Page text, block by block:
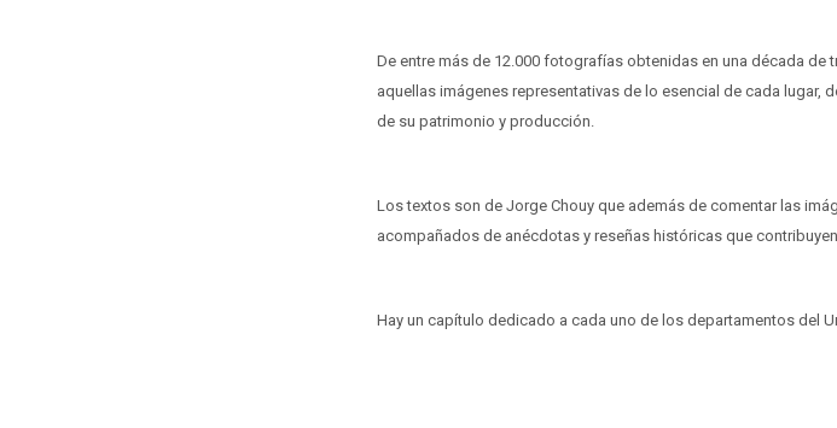
De entre más de 12.000 fotografías obtenidas en una década
aquellas imágenes representativas de lo esencial de cada lugar,
de su patrimonio y producción.
Los textos son de Jorge Chouy que además de comentar las
acompañados de anécdotas y reseñas históricas que
Hay un capítulo dedicado a cada uno de los departamentos del